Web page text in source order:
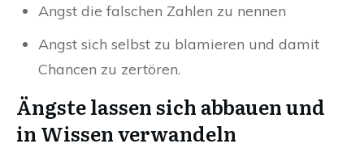
Angst die falschen Zahlen zu nennen
Angst sich selbst zu blamieren und damit
Chancen zu zertören.
Ängste lassen sich abbauen und
in Wissen verwandeln